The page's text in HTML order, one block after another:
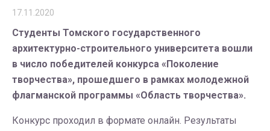
17.11.2020
Студенты Томского государственного
архитектурно-строительного университета вошли
в число победителей конкурса «Поколение
творчества», прошедшего в рамках молодежной
флагманской программы «Область творчества».
Конкурс проходил в формате онлайн. Результаты